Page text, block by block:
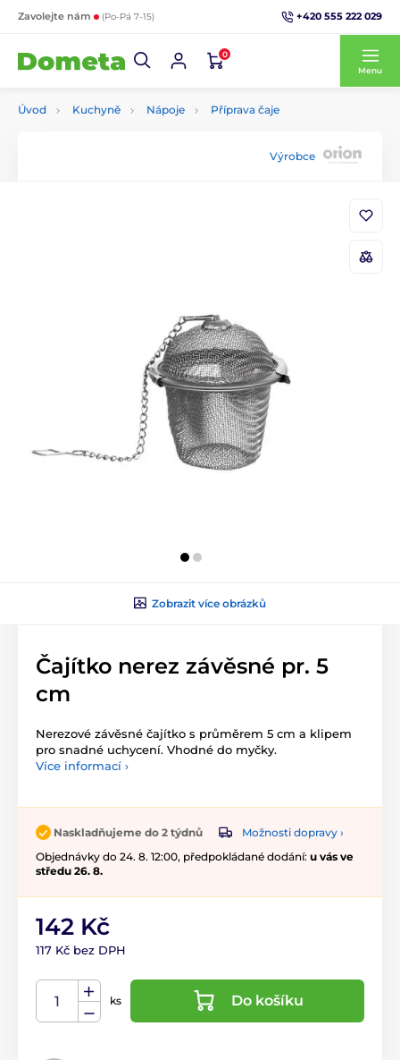
Zavolejte nám (Po-Pá 7-15) +420 555 222 029
0
Menu
Úvod Kuchyně Nápoje Příprava čaje
Výrobce
Zobrazit více obrázků
Čajítko nerez závěsné pr. 5
cm
Nerezové závěsné čajítko s průměrem 5 cm a klipem
pro snadné uchycení. Vhodné do myčky.
Více informací ›
Naskladňujeme do 2 týdnů
Možnosti dopravy ›
Objednávky do 24. 8. 12:00, předpokládané dodání: u vás ve
středu 26. 8.
142 Kč
117 Kč bez DPH
ks Do košíku